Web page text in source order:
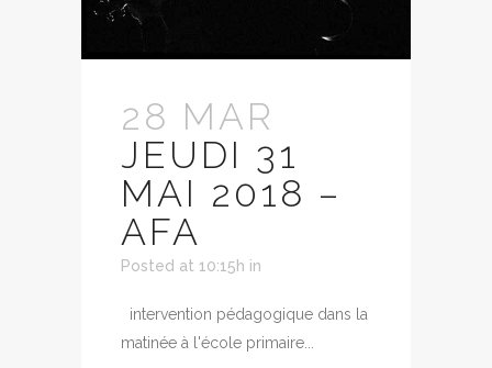
28 MAR
JEUDI 31
MAI 2018 –
AFA
Posted at 10:15h in
intervention pédagogique dans la
matinée à l'école primaire...